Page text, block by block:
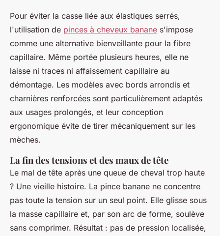
Pour éviter la casse liée aux élastiques serrés,
l'utilisation de pinces à cheveux banane s'impose
comme une alternative bienveillante pour la fibre
capillaire. Même portée plusieurs heures, elle ne
laisse ni traces ni affaissement capillaire au
démontage. Les modèles avec bords arrondis et
charnières renforcées sont particulièrement adaptés
aux usages prolongés, et leur conception
ergonomique évite de tirer mécaniquement sur les
mèches.
La fin des tensions et des maux de tête
Le mal de tête après une queue de cheval trop haute
? Une vieille histoire. La pince banane ne concentre
pas toute la tension sur un seul point. Elle glisse sous
la masse capillaire et, par son arc de forme, soulève
sans comprimer. Résultat : pas de pression localisée,